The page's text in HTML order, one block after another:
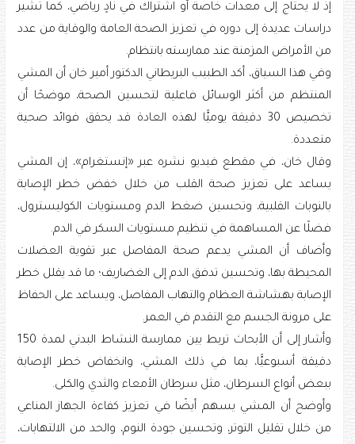
إذ لا يحتاج إلى معدات خاصة أو اشتراك في نادٍ رياضي، كما تشير
دراسات عديدة إلى دوره في تعزيز الصحة العامة والوقاية من عدد
من الأمراض المزمنة عند ممارسته بانتظام.
وفي هذا السياق، أكد الطبيب البريطاني الدكتور أمير خان أن المشي
المنتظم من أكثر الوسائل فاعلية لتحسين الصحة، موضحًا أن
تخصيص 30 دقيقة يوميًّا لهذه العادة قد يحقق فوائد صحية
متعددة.
وقال خان، في مقطع فيديو نشره عبر «إنستغرام»، إن المشي
يساعد على تعزيز صحة القلب من خلال خفض خطر الإصابة
بالنوبات القلبية، وتحسين ضغط الدم ومستويات الكوليسترول،
فضلًا عن المساهمة في تنظيم مستويات السكر في الدم.
وأضاف أن المشي يدعم صحة المفاصل عبر تقوية العضلات
المحيطة بها، وتحسين تدفق الدم إلى الغضاريف؛ ما قد يقلل خطر
الإصابة بهشاشة العظام والتهاب المفاصل، ويساعد على الحفاظ
على مرونة الجسم مع التقدم في العمر.
وأشار إلى أن الأبحاث تربط بين ممارسة النشاط البدني لمدة 150
دقيقة أسبوعيًّا، بما في ذلك المشي، وانخفاض خطر الإصابة
ببعض أنواع السرطان، مثل سرطان الأمعاء والثدي والكلى.
وأوضح أن المشي يسهم أيضًا في تعزيز كفاءة الجهاز المناعي
من خلال تقليل التوتر، وتحسين جودة النوم، والحد من الالتهابات،